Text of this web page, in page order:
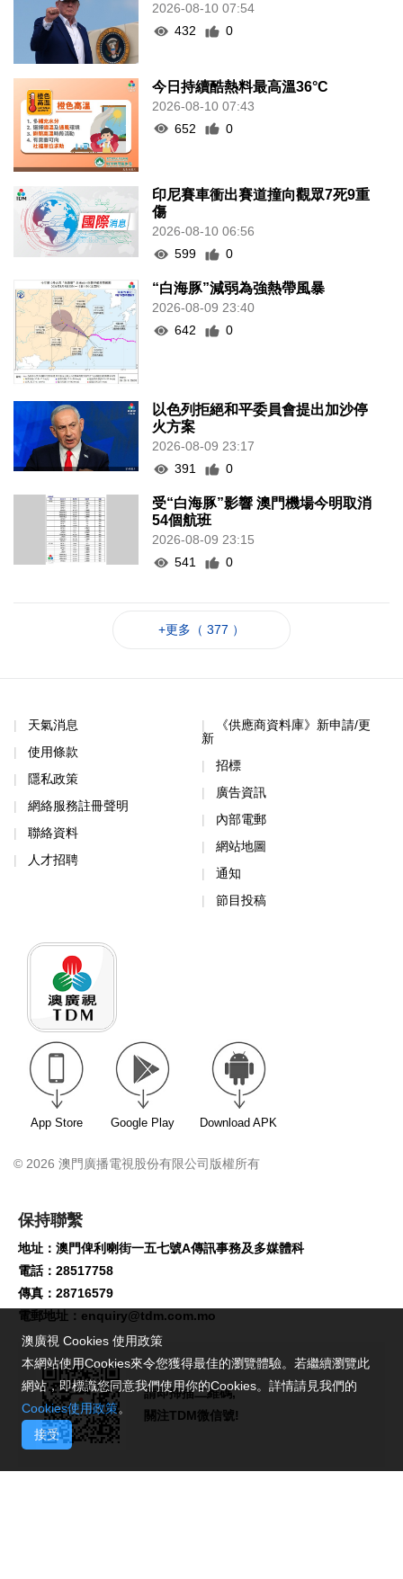
2026-08-10 07:54
432
0
今日持續酷熱料最高溫36°C
2026-08-10 07:43
652
0
印尼賽車衝出賽道撞向觀眾7死9重
傷
2026-08-10 06:56
599
0
“白海豚”減弱為強熱帶風暴
2026-08-09 23:40
642
0
以色列拒絕和平委員會提出加沙停
火方案
2026-08-09 23:17
391
0
受“白海豚”影響 澳門機場今明取消
54個航班
2026-08-09 23:15
541
0
+更多（ 377 ）
天氣消息
使用條款
隱私政策
網絡服務註冊聲明
聯絡資料
人才招聘
《供應商資料庫》新申請/更
新
招標
廣告資訊
內部電郵
網站地圖
通知
節目投稿
App Store Google Play Download APK
© 2026 澳門廣播電視股份有限公司版權所有
保持聯繫
地址：澳門俾利喇街一五七號A傳訊事務及多媒體科
電話：28517758
傳真：28716579
電郵地址： enquiry@tdm.com.mo
請即掃描二維碼,
關注TDM微信號!
澳廣視 Cookies 使用政策
本網站使用Cookies來令您獲得最佳的瀏覽體驗。若繼續瀏覽此
網站，即標識您同意我們使用你的Cookies。詳情請見我們的
Cookies使用政策。
接受